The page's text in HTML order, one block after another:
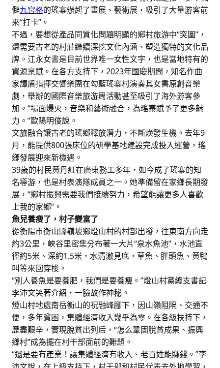
僻九宮格的瑤寨辦起了畫展、藝術展，吸引了大量游客前
來“打卡”。
不過，要想從產品同質化問題明顯的鄉村旅游中“突圍”，
還需要古老的村莊繼續深挖文化內涵、塑造獨特的文化品
牌。江永女書是目前世界唯一女性文字，也是當地特有的
資源稟賦。在各方支持下，2023年國慶期間，知名作曲
家譚盾指揮交響樂團在勾藍瑤寨村演奏其女書原創音樂
劇，舉辦的國際音樂旅游周活動甚至吸引了海外游客參
加。“場面爆火，音樂和藝術融合，為瑤寨賦予了更多魅
力。”歐陽明俊說。
文旅融合讓古老的瑤鄉釋放潛力，不斷煥發生機。去年9
月，能提供800張床位的研學基地建設完成投入運營，瑤
鄉發展迎來新機遇。
39歲的村民黃丹紅在廣東務工多年，如今成了瑤寨的知
名導游，也是村表演隊成員之一。她準備留在家鄉長期發
展，“鄉村振興需要我們接續努力，希望能讓更多人喜歡
上我的家鄉”。
魚兒養瘦了，村子變富了
從衡陽市衡山縣嶺坡鄉燈山村的村部出發，往東南方向走
約3公里，峽谷里密集分布著一大片“泉水魚池”，水池直
徑約5米、深約1.5米，水清澈見底，草魚、胖頭魚、黃鴨
叫等來回穿梭。
“別人養魚是要養肥，我們是要養瘦。”燈山村黨總支書記
李沛文笑著介紹，一臉故作神秘。
燈山村地處南岳衡山的祝融峰腳下，因山嶺阻隔、交通不
便，多年貧困，集體經濟收入幾乎為零。在各級扶持下，
歷盡艱辛，實現脫貧出列后，“怎么鞏固脫貧成果、振興
鄉村”成為擺在村干部面前的難題。
“還是要有產業！讓集體經濟有收入、老百姓能賺錢。”李